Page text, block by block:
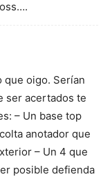
que oigo. Serían
ser acertados te
– Un base top
anotador que
– Un 4 que
posible defienda